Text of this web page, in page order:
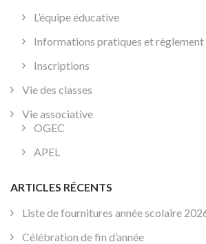
L’équipe éducative
Informations pratiques et règlement
Inscriptions
Vie des classes
Vie associative
OGEC
APEL
ARTICLES RÉCENTS
Liste de fournitures année scolaire
Célébration de fin d’année